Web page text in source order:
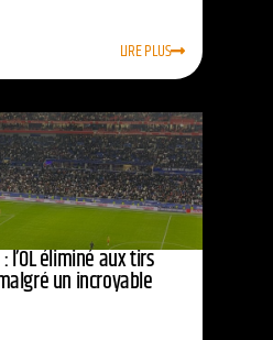
LIRE PLUS
l’OL éliminé aux tirs
un incroyable